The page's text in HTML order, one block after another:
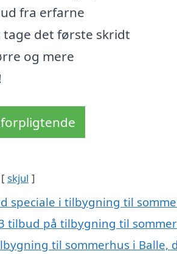
fra erfarne
tage det første skridt
og mere
skjul
speciale i tilbygning til
tilbud på tilbygning til
til sommerhus i Balle,